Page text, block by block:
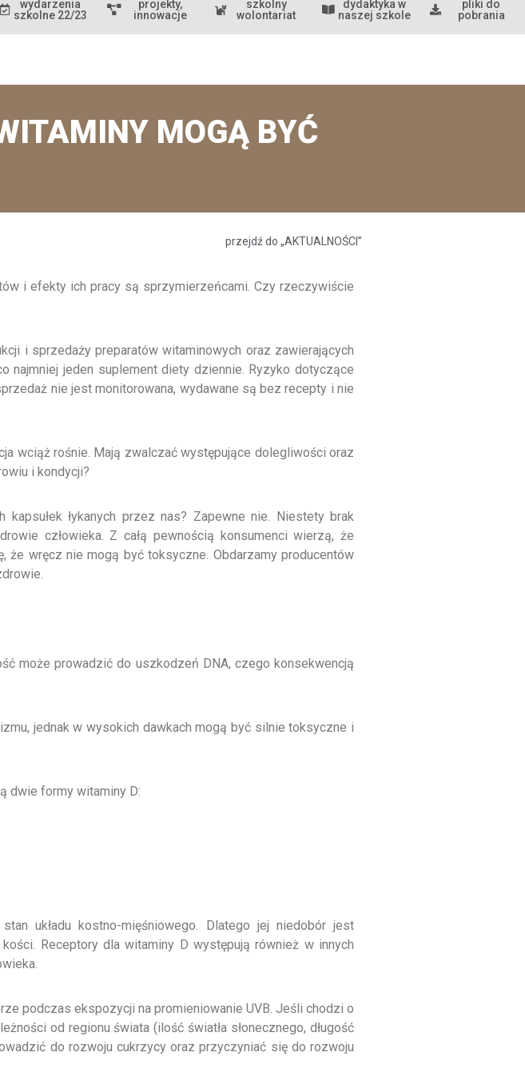
wydarzenia
szkolne 22/23
projekty,
innowacje
szkolny
wolontariat
dydaktyka w
naszej szkole
pliki do
pobrania
MOGĄ BYĆ
przejdź do „AKTUALNOŚCI”
i efekty ich pracy są sprzymierzeńcami. Czy rzeczywiście
i sprzedaży preparatów witaminowych oraz zawierających
najmniej jeden suplement diety dziennie. Ryzyko dotyczące
nie jest monitorowana, wydawane są bez recepty i nie
wciąż rośnie. Mają zwalczać występujące dolegliwości oraz
i kondycji?
łykanych przez nas? Zapewne nie. Niestety brak
człowieka. Z całą pewnością konsumenci wierzą, że
że wręcz nie mogą być toksyczne. Obdarzamy producentów
może prowadzić do uszkodzeń DNA, czego konsekwencją
jednak w wysokich dawkach mogą być silnie toksyczne i
dwie formy witaminy D:
układu kostno-mięśniowego. Dlatego jej niedobór jest
Receptory dla witaminy D występują również w innych
podczas ekspozycji na promieniowanie UVB. Jeśli chodzi o
od regionu świata (ilość światła słonecznego, długość
do rozwoju cukrzycy oraz przyczyniać się do rozwoju